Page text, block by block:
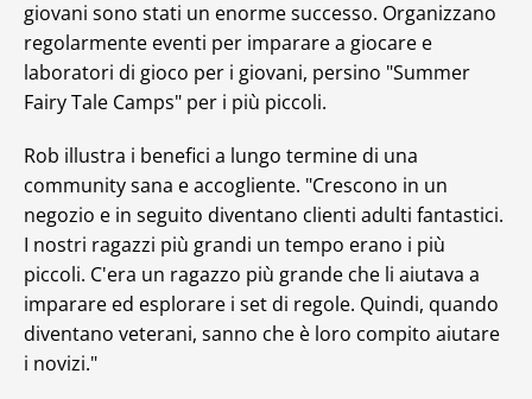
giovani sono stati un enorme successo. Organizzano
regolarmente eventi per imparare a giocare e
laboratori di gioco per i giovani, persino "Summer
Fairy Tale Camps" per i più piccoli.
Rob illustra i benefici a lungo termine di una
community sana e accogliente. "Crescono in un
negozio e in seguito diventano clienti adulti fantastici.
I nostri ragazzi più grandi un tempo erano i più
piccoli. C'era un ragazzo più grande che li aiutava a
imparare ed esplorare i set di regole. Quindi, quando
diventano veterani, sanno che è loro compito aiutare
i novizi."